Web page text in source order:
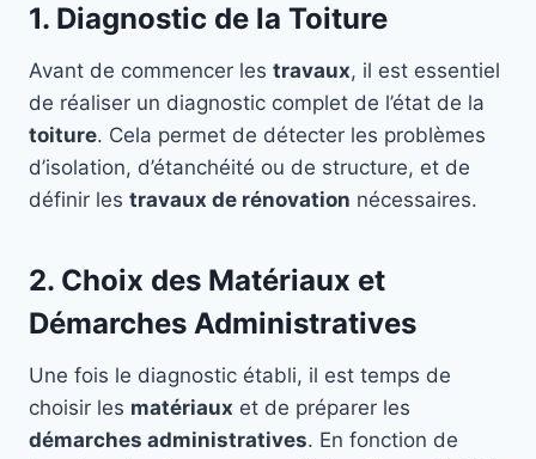
1. Diagnostic de la Toiture
Avant de commencer les travaux, il est essentiel
de réaliser un diagnostic complet de l’état de la
toiture. Cela permet de détecter les problèmes
d’isolation, d’étanchéité ou de structure, et de
définir les travaux de rénovation nécessaires.
2. Choix des Matériaux et
Démarches Administratives
Une fois le diagnostic établi, il est temps de
choisir les matériaux et de préparer les
démarches administratives. En fonction de